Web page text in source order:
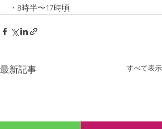
・8時半〜17時頃
最新記事 すべて表示